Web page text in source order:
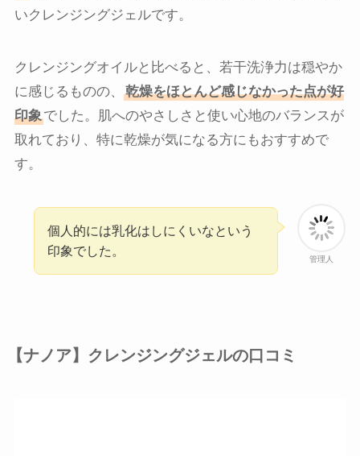
いクレンジングジェルです。
クレンジングオイルと比べると、若干洗浄力は穏やか
に感じるものの、
乾燥をほとんど感じなかった点が好
印象でした。肌へのやさしさと使い心地のバランスが
取れており、特に乾燥が気になる方にもおすすめで
す。
管理人
個人的には乳化はしにくいなという
印象でした。
【ナノア】クレンジングジェルの口コミ